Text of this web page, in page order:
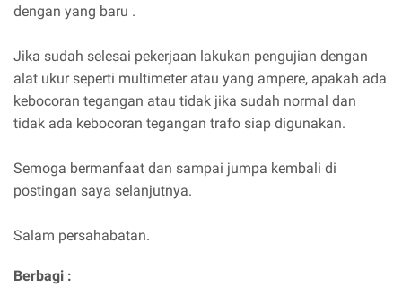
dengan yang baru .
Jika sudah selesai pekerjaan lakukan pengujian dengan
alat ukur seperti multimeter atau yang ampere, apakah ada
kebocoran tegangan atau tidak jika sudah normal dan
tidak ada kebocoran tegangan trafo siap digunakan.
Semoga bermanfaat dan sampai jumpa kembali di
postingan saya selanjutnya.
Salam persahabatan.
Berbagi :